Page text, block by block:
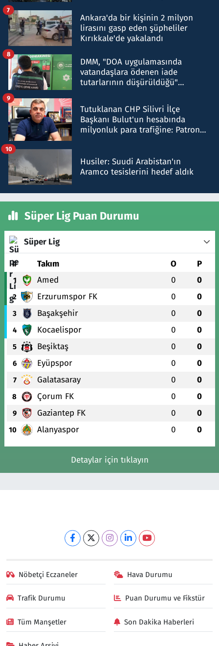
Ankara'da bir kişinin 2 milyon
lirasını gasp eden şüpheliler
Kırıkkale'de yakalandı
7
DMM, "DOA uygulamasında
vatandaşlara ödenen iade
tutarlarının düşürüldüğü"
8
Tutuklanan CHP Silivri İlçe
Başkanı Bulut'un hesabında
milyonluk para trafiğine: Patron
9
Husiler: Suudi Arabistan'ın
Aramco tesislerini hedef aldık
10
Süper Lig Puan Durumu
Süper Lig
# Takım O P
1 Amed 0 0
2 Erzurumspor FK 0 0
3 Başakşehir 0 0
4 Kocaelispor 0 0
5 Beşiktaş 0 0
6 Eyüpspor 0 0
7 Galatasaray 0 0
8 Çorum FK 0 0
9 Gaziantep FK 0 0
10 Alanyaspor 0 0
Detaylar için tıklayın
Nöbetçi Eczaneler Hava Durumu
Trafik Durumu Puan Durumu ve Fikstür
Tüm Manşetler Son Dakika Haberleri